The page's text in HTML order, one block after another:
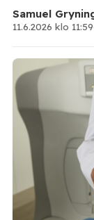
Samuel
11.6.2026 klo 11:59